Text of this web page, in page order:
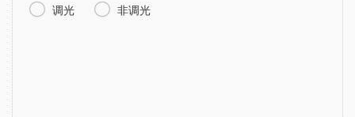
 调光  非调光